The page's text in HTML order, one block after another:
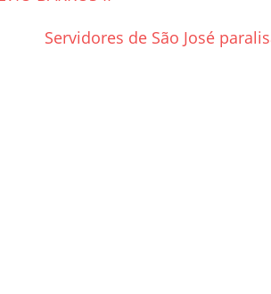
Servidores de São José